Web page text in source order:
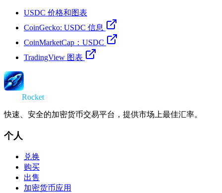
USDC 价格和图表
CoinGecko: USDC 信息
CoinMarketCap：USDC
TradingView 图表
Rocket
快速、安全的加密货币交易平台，提供市场上最佳汇率。
个人
兑换
购买
出售
加密货币应用